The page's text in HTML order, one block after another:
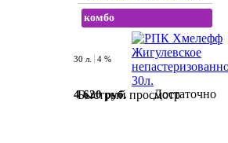
комбо
Быстрый просмотр
30 л. 4 %
4 620 руб. Достаточно